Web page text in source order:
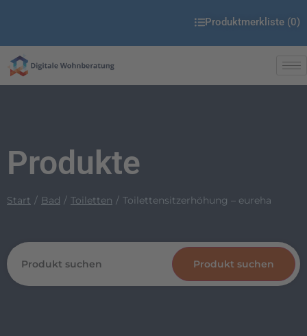
Produktmerkliste (0)
Produkte
Start Bad Toiletten Toilettensitzerhöhung – eureha
Produkt suchen